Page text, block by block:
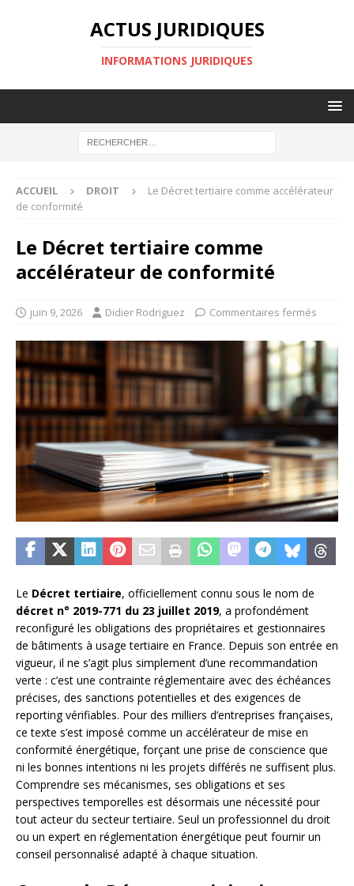
ACTUS JURIDIQUES
INFORMATIONS JURIDIQUES
ACCUEIL DROIT
Le Décret tertiaire comme accélérateur
de conformité
Le Décret tertiaire comme
accélérateur de conformité
juin 9, 2026 Didier Rodriguez Commentaires fermés
Le Décret tertiaire, officiellement connu sous le nom de
décret n° 2019-771 du 23 juillet 2019, a profondément
reconfiguré les obligations des propriétaires et gestionnaires
de bâtiments à usage tertiaire en France. Depuis son entrée en
vigueur, il ne s’agit plus simplement d’une recommandation
verte : c’est une contrainte réglementaire avec des échéances
précises, des sanctions potentielles et des exigences de
reporting vérifiables. Pour des milliers d’entreprises françaises,
ce texte s’est imposé comme un accélérateur de mise en
conformité énergétique, forçant une prise de conscience que
ni les bonnes intentions ni les projets différés ne suffisent plus.
Comprendre ses mécanismes, ses obligations et ses
perspectives temporelles est désormais une nécessité pour
tout acteur du secteur tertiaire. Seul un professionnel du droit
ou un expert en réglementation énergétique peut fournir un
conseil personnalisé adapté à chaque situation.